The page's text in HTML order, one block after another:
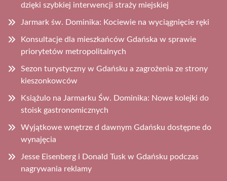
dzięki szybkiej interwencji straży miejskiej
Jarmark św. Dominika: Kociewie na wyciągnięcie ręki
Konsultacje dla mieszkańców Gdańska w sprawie
priorytetów metropolitalnych
Sezon turystyczny w Gdańsku a zagrożenia ze strony
kieszonkowców
Książulo na Jarmarku Św. Dominika: Nowe kolejki do
stoisk gastronomicznych
Wyjątkowe wnętrze d dawnym Gdańsku dostępne do
wynajęcia
Jesse Eisenberg i Donald Tusk w Gdańsku podczas
nagrywania reklamy